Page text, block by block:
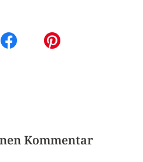
Kommentar